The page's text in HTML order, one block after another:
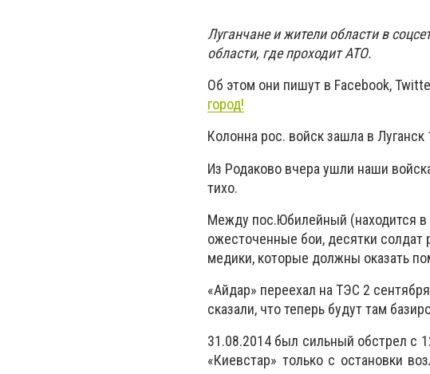
Луганчане и жители области в
области, где проходит АТО.
Об этом они пишут в Facebook,
город!
Колонна рос. войск зашла в
Из Родаково вчера ушли наши
тихо.
Между пос.Юбилейный (находится в
ожесточенные бои, десятки солдат
медики, которые должны оказать
«Айдар» переехал на ТЭС 2
сказали, что теперь будут там
31.08.2014 был сильный обстрел с
«Киевстар» только с остановки